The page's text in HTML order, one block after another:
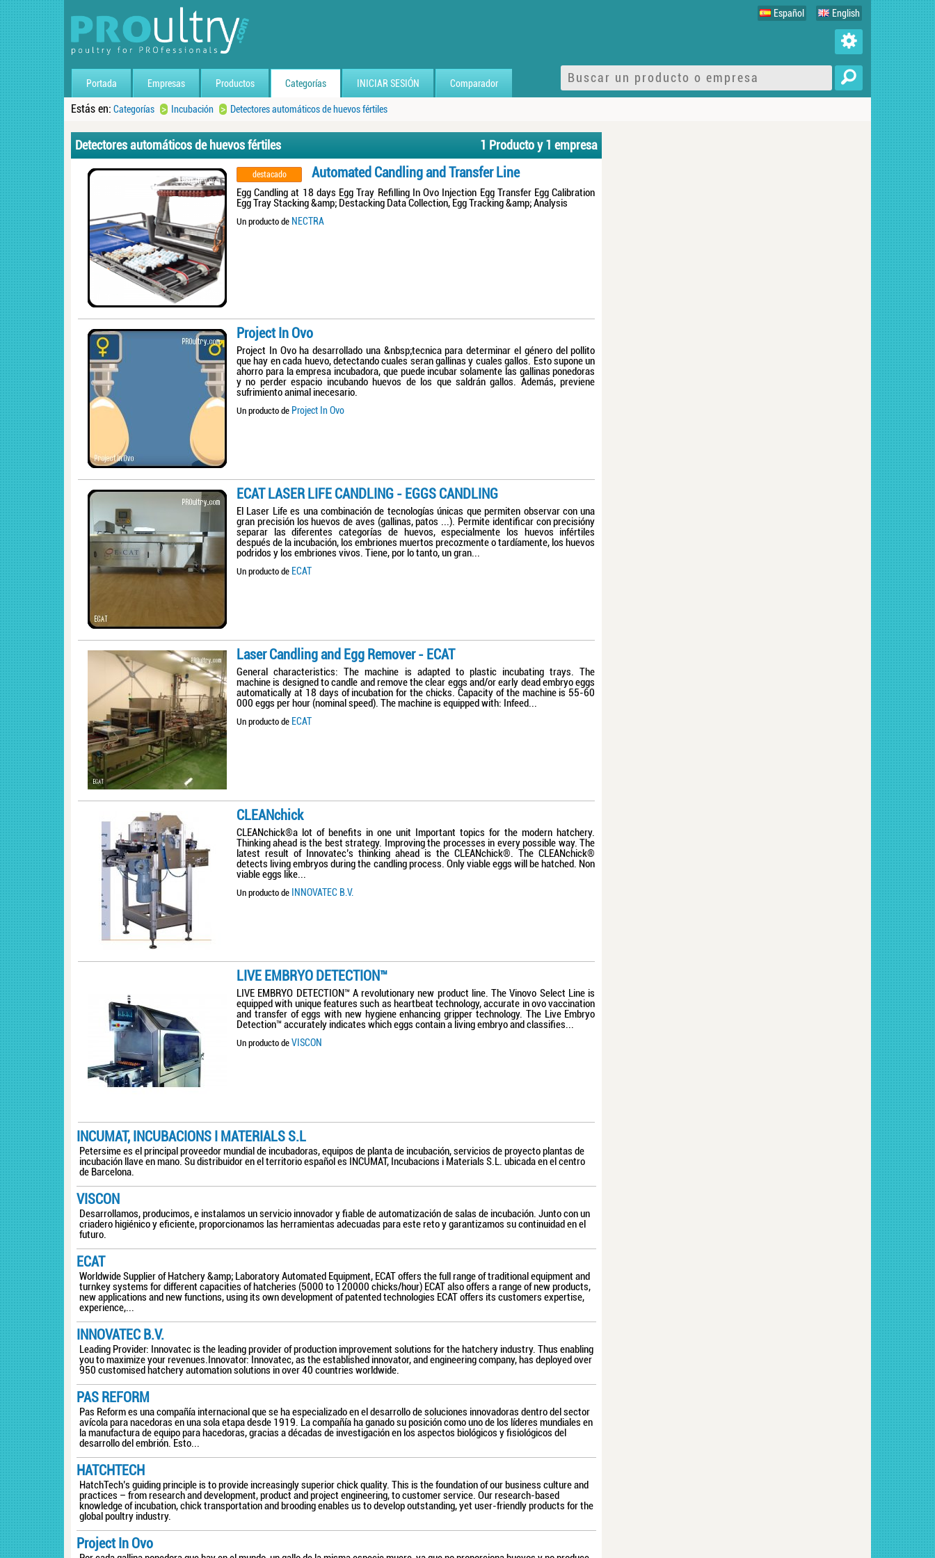
Portada Empresas Productos Categorías INICIAR SESIÓN Comparador
Español English
Estás en: Categorías > Incubación > Detectores automáticos de huevos fértiles
Detectores automáticos de huevos fértiles 1 Producto y 1 empresa
destacado Automated Candling and Transfer Line
Egg Candling at 18 days Egg Tray Refilling In Ovo Injection Egg Transfer Egg Calibration
Egg Tray Stacking &amp; Destacking Data Collection, Egg Tracking &amp; Analysis
Un producto de NECTRA
Project In Ovo
Project In Ovo ha desarrollado una &nbsp;tecnica para determinar el género del pollito
que hay en cada huevo, detectando cuales seran gallinas y cuales gallos. Esto supone un
ahorro para la empresa incubadora, que puede incubar solamente las gallinas ponedoras
y no perder espacio incubando huevos de los que saldrán gallos. Además, previene
sufrimiento animal inecesario.
Un producto de Project In Ovo
ECAT LASER LIFE CANDLING - EGGS CANDLING
El Laser Life es una combinación de tecnologías únicas que permiten observar con una
gran precisión los huevos de aves (gallinas, patos ...). Permite identificar con precisióny
separar las diferentes categorías de huevos, especialmente los huevos infértiles
después de la incubación, los embriones muertos precozmente o tardíamente, los huevos
podridos y los embriones vivos. Tiene, por lo tanto, un gran...
Un producto de ECAT
Laser Candling and Egg Remover - ECAT
General characteristics: The machine is adapted to plastic incubating trays. The
machine is designed to candle and remove the clear eggs and/or early dead embryo eggs
automatically at 18 days of incubation for the chicks. Capacity of the machine is 55-60
000 eggs per hour (nominal speed). The machine is equipped with: Infeed...
Un producto de ECAT
CLEANchick
CLEANchick®a lot of benefits in one unit Important topics for the modern hatchery.
Thinking ahead is the best strategy. Improving the processes in every possible way. The
latest result of Innovatec’s thinking ahead is the CLEANchick®. The CLEANchick®
detects living embryos during the candling process. Only viable eggs will be hatched. Non
viable eggs like...
Un producto de INNOVATEC B.V.
LIVE EMBRYO DETECTION™
LIVE EMBRYO DETECTION™ A revolutionary new product line. The Vinovo Select Line is
equipped with unique features such as heartbeat technology, accurate in ovo vaccination
and transfer of eggs with new hygiene enhancing gripper technology. The Live Embryo
Detection™ accurately indicates which eggs contain a living embryo and classifies...
Un producto de VISCON
INCUMAT, INCUBACIONS I MATERIALS S.L
Petersime es el principal proveedor mundial de incubadoras, equipos de planta de incubación, servicios de proyecto plantas de
incubación llave en mano. Su distribuidor en el territorio español es INCUMAT, Incubacions i Materials S.L. ubicada en el centro
de Barcelona.
VISCON
Desarrollamos, producimos, e instalamos un servicio innovador y fiable de automatización de salas de incubación. Junto con un
criadero higiénico y eficiente, proporcionamos las herramientas adecuadas para este reto y garantizamos su continuidad en el
futuro.
ECAT
Worldwide Supplier of Hatchery &amp; Laboratory Automated Equipment, ECAT offers the full range of traditional equipment and
turnkey systems for different capacities of hatcheries (5000 to 120000 chicks/hour) ECAT also offers a range of new products,
new applications and new functions, using its own development of patented technologies ECAT offers its customers expertise,
experience,...
INNOVATEC B.V.
Leading Provider: Innovatec is the leading provider of production improvement solutions for the hatchery industry. Thus enabling
you to maximize your revenues. ​ Innovator: Innovatec, as the established innovator, and engineering company, has deployed over
950 customised hatchery automation solutions in over 40 countries worldwide.
PAS REFORM
Pas Reform es una compañía internacional que se ha especializado en el desarrollo de soluciones innovadoras dentro del sector
avícola para nacedoras en una sola etapa desde 1919. La compañía ha ganado su posición como uno de los líderes mundiales en
la manufactura de equipo para hacedoras, gracias a décadas de investigación en los aspectos biológicos y fisiológicos del
desarrollo del embrión. Esto...
HATCHTECH
HatchTech’s guiding principle is to provide increasingly superior chick quality. This is the foundation of our business culture and
practices – from research and development, product and project engineering, to customer service. Our research-based
knowledge of incubation, chick transportation and brooding enables us to develop outstanding, yet user-friendly products for the
global poultry industry.
Project In Ovo